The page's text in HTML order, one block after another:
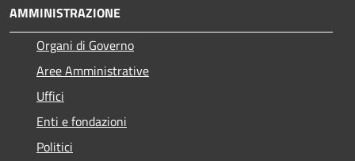
AMMINISTRAZIONE
Organi di Governo
Aree Amministrative
Uffici
Enti e fondazioni
Politici